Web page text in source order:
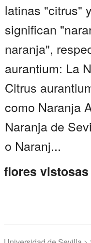
latinas "citrus"
significan
naranja",
aurantium: La
Citrus
como Naranja
Naranja de
o Naranj...
flores